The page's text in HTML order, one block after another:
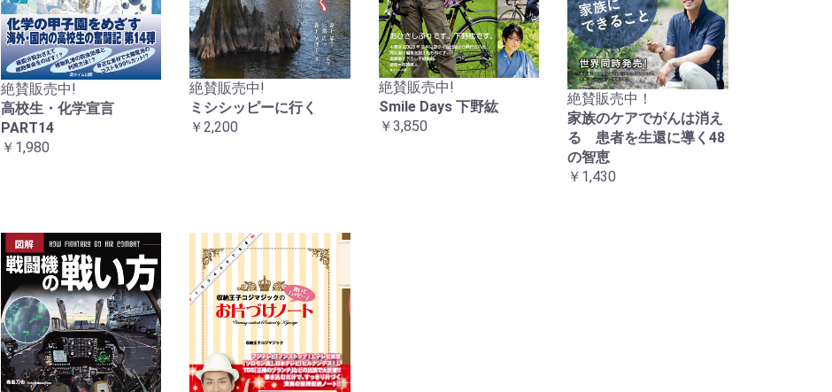
絶賛販売中!
高校生・化学宣言
PART14
￥1,980
絶賛販売中!
ミシシッピーに行く
￥2,200
絶賛販売中!
Smile Days 下野紘
￥3,850
絶賛販売中！
家族のケアでがんは消え
る 患者を生還に導く48
の智恵
￥1,430